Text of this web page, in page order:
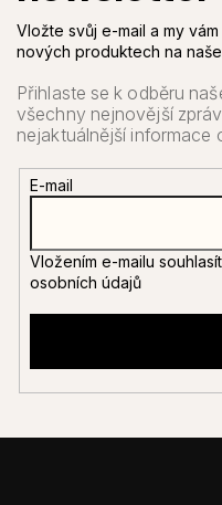
Vložte svůj e-mail a my
nových produktech na
E-mail
Vložením e-mailu
osobních údajů